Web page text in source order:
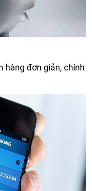
hàng đơn giản, chính